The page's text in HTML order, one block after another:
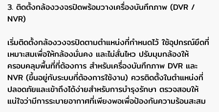
3. ติดตั้งกล้องวงจรปิดพร้อมวางเครื่องบันทึกภาพ (DVR /
NVR)
เริ่มติดตั้งกล้องวงจรปิดตามตำแหน่งที่กำหนดไว้ ใช้อุปกรณ์ยึดที่
เหมาะสมเพื่อให้กล้องมั่นคง และไม่สั่นไหว ปรับมุมกล้องให้
ครอบคลุมพื้นที่ที่ต้องการ สำหรับเครื่องบันทึกภาพ DVR และ
NVR (ขึ้นอยู่กับระบบที่ต้องการใช้งาน) ควรติดตั้งในตำแหน่งที่
ปลอดภัยและเข้าถึงได้ง่ายสำหรับการบำรุงรักษา ตรวจสอบให้
แน่ใจว่ามีการระบายอากาศที่เพียงพอเพื่อป้องกันความร้อนสะสม